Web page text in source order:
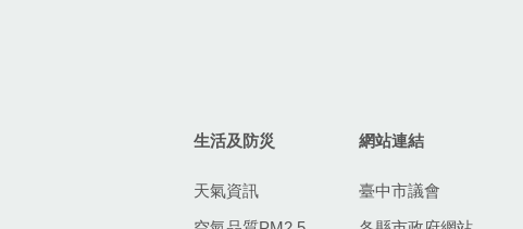
生活及防災
天氣資訊
網站連結
臺中市議會